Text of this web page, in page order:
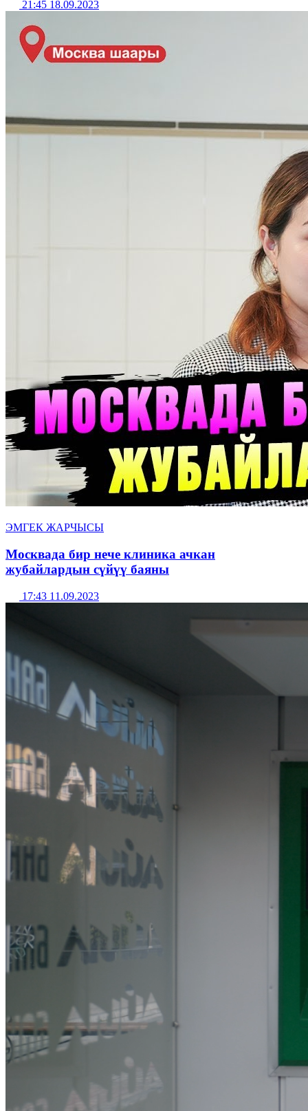
21:45 18.09.2023
ЭМГЕК ЖАРЧЫСЫ
Москвада бир нече клиника ачкан
жубайлардын сүйүү баяны
17:43 11.09.2023